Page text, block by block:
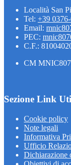
Località San
Tel: +39
Email:
PEC:
C.F.:
CM
Sezione Link
Cookie policy
Note legali
Informativa
Ufficio
Dichiarazione